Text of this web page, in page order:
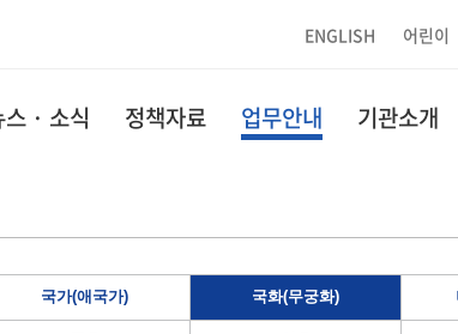
ENGLISH 어린이
스 · 소식 정책자료 업무안내 기관소개
국가(애국가) 국화(무궁화)